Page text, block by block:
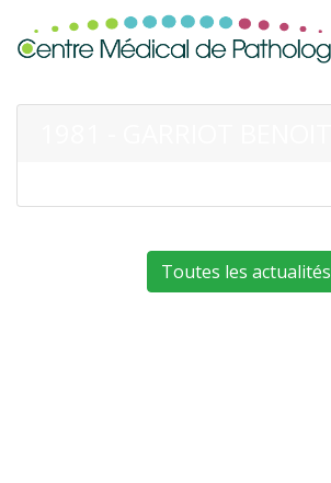
Toutes les actualités